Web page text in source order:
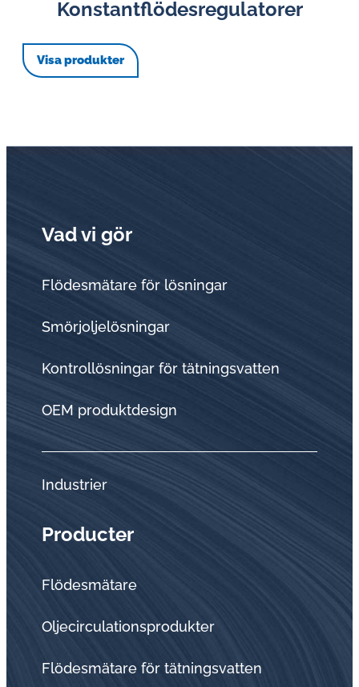
Konstantflödesregulatorer
Visa produkter
Vad vi gör
Flödesmätare för lösningar
Smörjoljelösningar
Kontrollösningar för tätningsvatten
OEM produktdesign
Industrier
Producter
Flödesmätare
Oljecirculationsprodukter
Flödesmätare för tätningsvatten